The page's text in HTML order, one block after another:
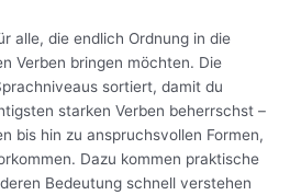
alle, die endlich Ordnung in die
Verben bringen möchten. Die
sortiert, damit du
starken Verben beherrschst –
bis hin zu anspruchsvollen Formen,
Dazu kommen praktische
Bedeutung schnell verstehen